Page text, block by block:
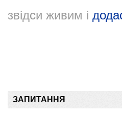
звідси живим і
ЗАПИТАННЯ